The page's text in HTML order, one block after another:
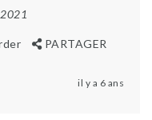
PARTAGER
il y a 6 ans